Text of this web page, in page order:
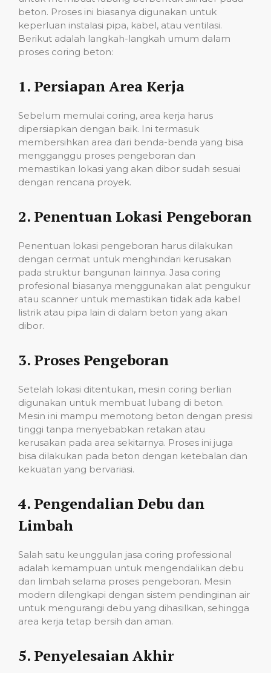
beton. Proses ini biasanya digunakan untuk
keperluan instalasi pipa, kabel, atau ventilasi.
Berikut adalah langkah-langkah umum dalam
proses coring beton:
1. Persiapan Area Kerja
Sebelum memulai coring, area kerja harus
dipersiapkan dengan baik. Ini termasuk
membersihkan area dari benda-benda yang bisa
mengganggu proses pengeboran dan
memastikan lokasi yang akan dibor sudah sesuai
dengan rencana proyek.
2. Penentuan Lokasi Pengeboran
Penentuan lokasi pengeboran harus dilakukan
dengan cermat untuk menghindari kerusakan
pada struktur bangunan lainnya. Jasa coring
profesional biasanya menggunakan alat pengukur
atau scanner untuk memastikan tidak ada kabel
listrik atau pipa lain di dalam beton yang akan
dibor.
3. Proses Pengeboran
Setelah lokasi ditentukan, mesin coring berlian
digunakan untuk membuat lubang di beton.
Mesin ini mampu memotong beton dengan presisi
tinggi tanpa menyebabkan retakan atau
kerusakan pada area sekitarnya. Proses ini juga
bisa dilakukan pada beton dengan ketebalan dan
kekuatan yang bervariasi.
4. Pengendalian Debu dan
Limbah
Salah satu keunggulan jasa coring professional
adalah kemampuan untuk mengendalikan debu
dan limbah selama proses pengeboran. Mesin
modern dilengkapi dengan sistem pendinginan air
untuk mengurangi debu yang dihasilkan, sehingga
area kerja tetap bersih dan aman.
5. Penyelesaian Akhir